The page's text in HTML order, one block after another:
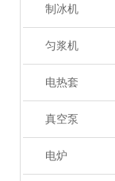
制冰机
匀浆机
电热套
真空泵
电炉